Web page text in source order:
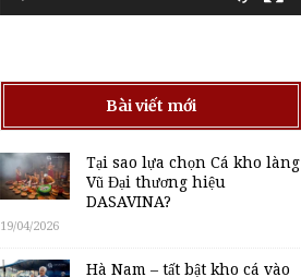
Bài viết mới
Tại sao lựa chọn Cá kho làng
Vũ Đại thương hiệu
DASAVINA?
19/04/2026
Hà Nam – tất bật kho cá vào